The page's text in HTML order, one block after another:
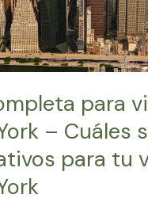
para
– Cuáles
para tu